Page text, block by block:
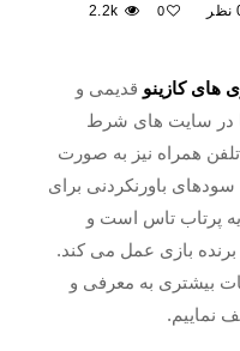
0
2.2k
های کازینو قدیمی و
در سایت‌ های شرط‌
همراه نیز به صورت
باورنکردنی برای
پرتاب تاس است و
بازی عمل می‌ کند.
بیشتری به معرفی و
نماییم.